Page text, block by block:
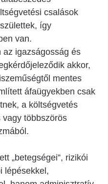
csalások
így
van.
az igazságosság és
akkor,
mentes
áfaügyekben csak
a költségvetés
vagy többszörös
„betegségei”, rizikói
lépésekkel,